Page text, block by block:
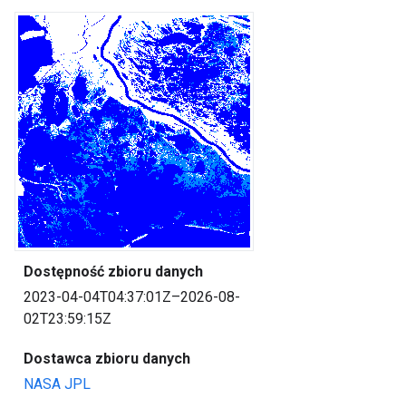
Dostępność zbioru danych
2023-04-04T04:37:01Z–2026-08-
02T23:59:15Z
Dostawca zbioru danych
NASA JPL